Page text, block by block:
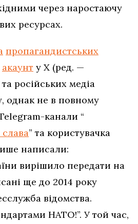
через наростаючу
ресурсах.
пропагандистських
акаунт у Х (ред. —
російських медіа
однак не в повному
канали “
” та користувачка
написали:
вирішило передати на
ще до 2014 року
відомства.
НАТО!”. У той час,